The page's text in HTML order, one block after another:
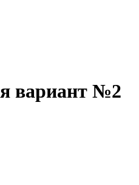
вариант №2